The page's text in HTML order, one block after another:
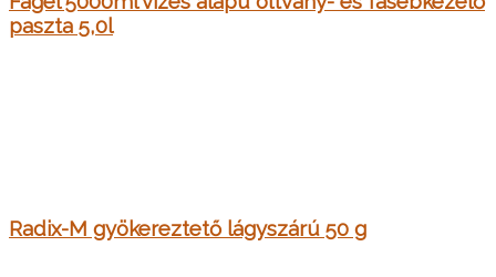
paszta 5,0l
Radix-M gyökereztető lágyszárú 50 g